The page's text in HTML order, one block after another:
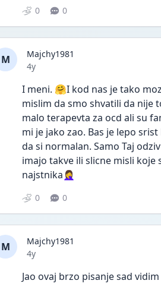
0 0
M
Majchy1981
Date posted
4y
I meni. 🤗I kod nas je tako
mislim da smo shvatili da nije
malo terapevta za ocd ali su
mi je jako zao. Bas je lepo
da si normalan. Samo Taj
imajo takve ili slicne misli koje
najstnika🤦‍♀️
0 0
M
Majchy1981
Date posted
4y
Jao ovaj brzo pisanje sad